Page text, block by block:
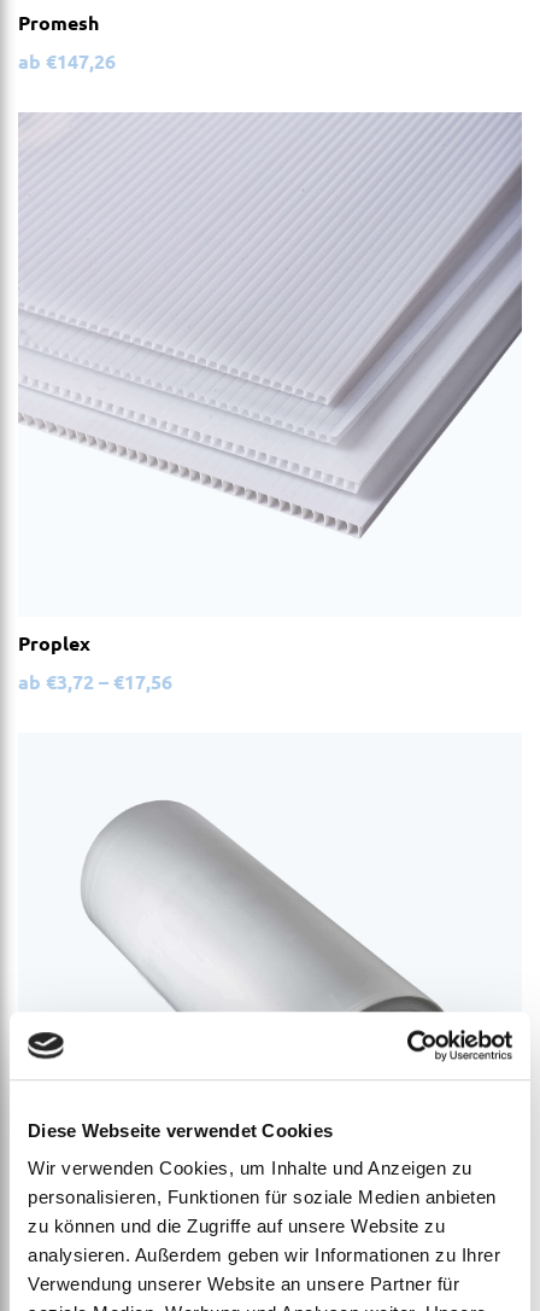
Diese Webseite verwendet Cookies
Wir verwenden Cookies, um Inhalte und Anzeigen zu
personalisieren, Funktionen für soziale Medien anbieten
zu können und die Zugriffe auf unsere Website zu
analysieren. Außerdem geben wir Informationen zu Ihrer
Verwendung unserer Website an unsere Partner für
Promesh
ab €147,26
Proplex
ab €3,72 – €17,56
Proplex Rolle
226,10